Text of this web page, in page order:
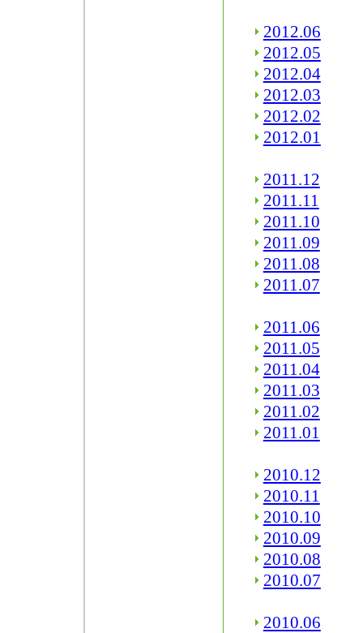
2012.06
2012.05
2012.04
2012.03
2012.02
2012.01
2011.12
2011.11
2011.10
2011.09
2011.08
2011.07
2011.06
2011.05
2011.04
2011.03
2011.02
2011.01
2010.12
2010.11
2010.10
2010.09
2010.08
2010.07
2010.06